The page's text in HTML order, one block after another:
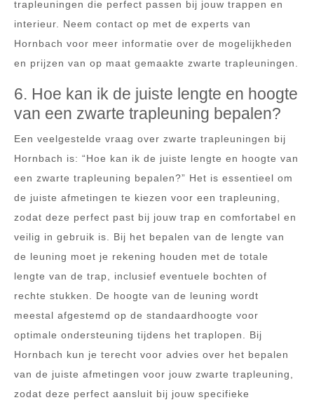
trapleuningen die perfect passen bij jouw trappen en
interieur. Neem contact op met de experts van
Hornbach voor meer informatie over de mogelijkheden
en prijzen van op maat gemaakte zwarte trapleuningen.
6. Hoe kan ik de juiste lengte en hoogte
van een zwarte trapleuning bepalen?
Een veelgestelde vraag over zwarte trapleuningen bij
Hornbach is: “Hoe kan ik de juiste lengte en hoogte van
een zwarte trapleuning bepalen?” Het is essentieel om
de juiste afmetingen te kiezen voor een trapleuning,
zodat deze perfect past bij jouw trap en comfortabel en
veilig in gebruik is. Bij het bepalen van de lengte van
de leuning moet je rekening houden met de totale
lengte van de trap, inclusief eventuele bochten of
rechte stukken. De hoogte van de leuning wordt
meestal afgestemd op de standaardhoogte voor
optimale ondersteuning tijdens het traplopen. Bij
Hornbach kun je terecht voor advies over het bepalen
van de juiste afmetingen voor jouw zwarte trapleuning,
zodat deze perfect aansluit bij jouw specifieke